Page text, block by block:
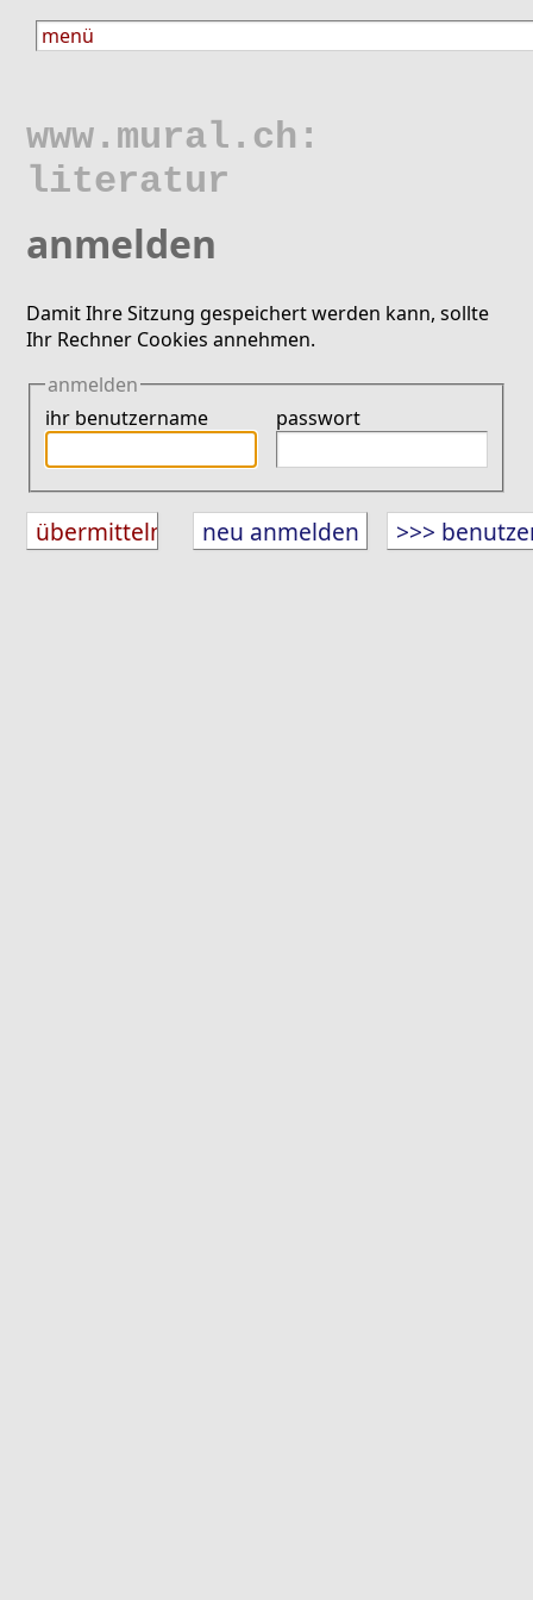
www.mural.ch:
literatur
anmelden
Damit Ihre Sitzung gespeichert werden kann, sollte
Ihr Rechner Cookies annehmen.
anmelden
ihr benutzername
passwort
neu anmelden >>>